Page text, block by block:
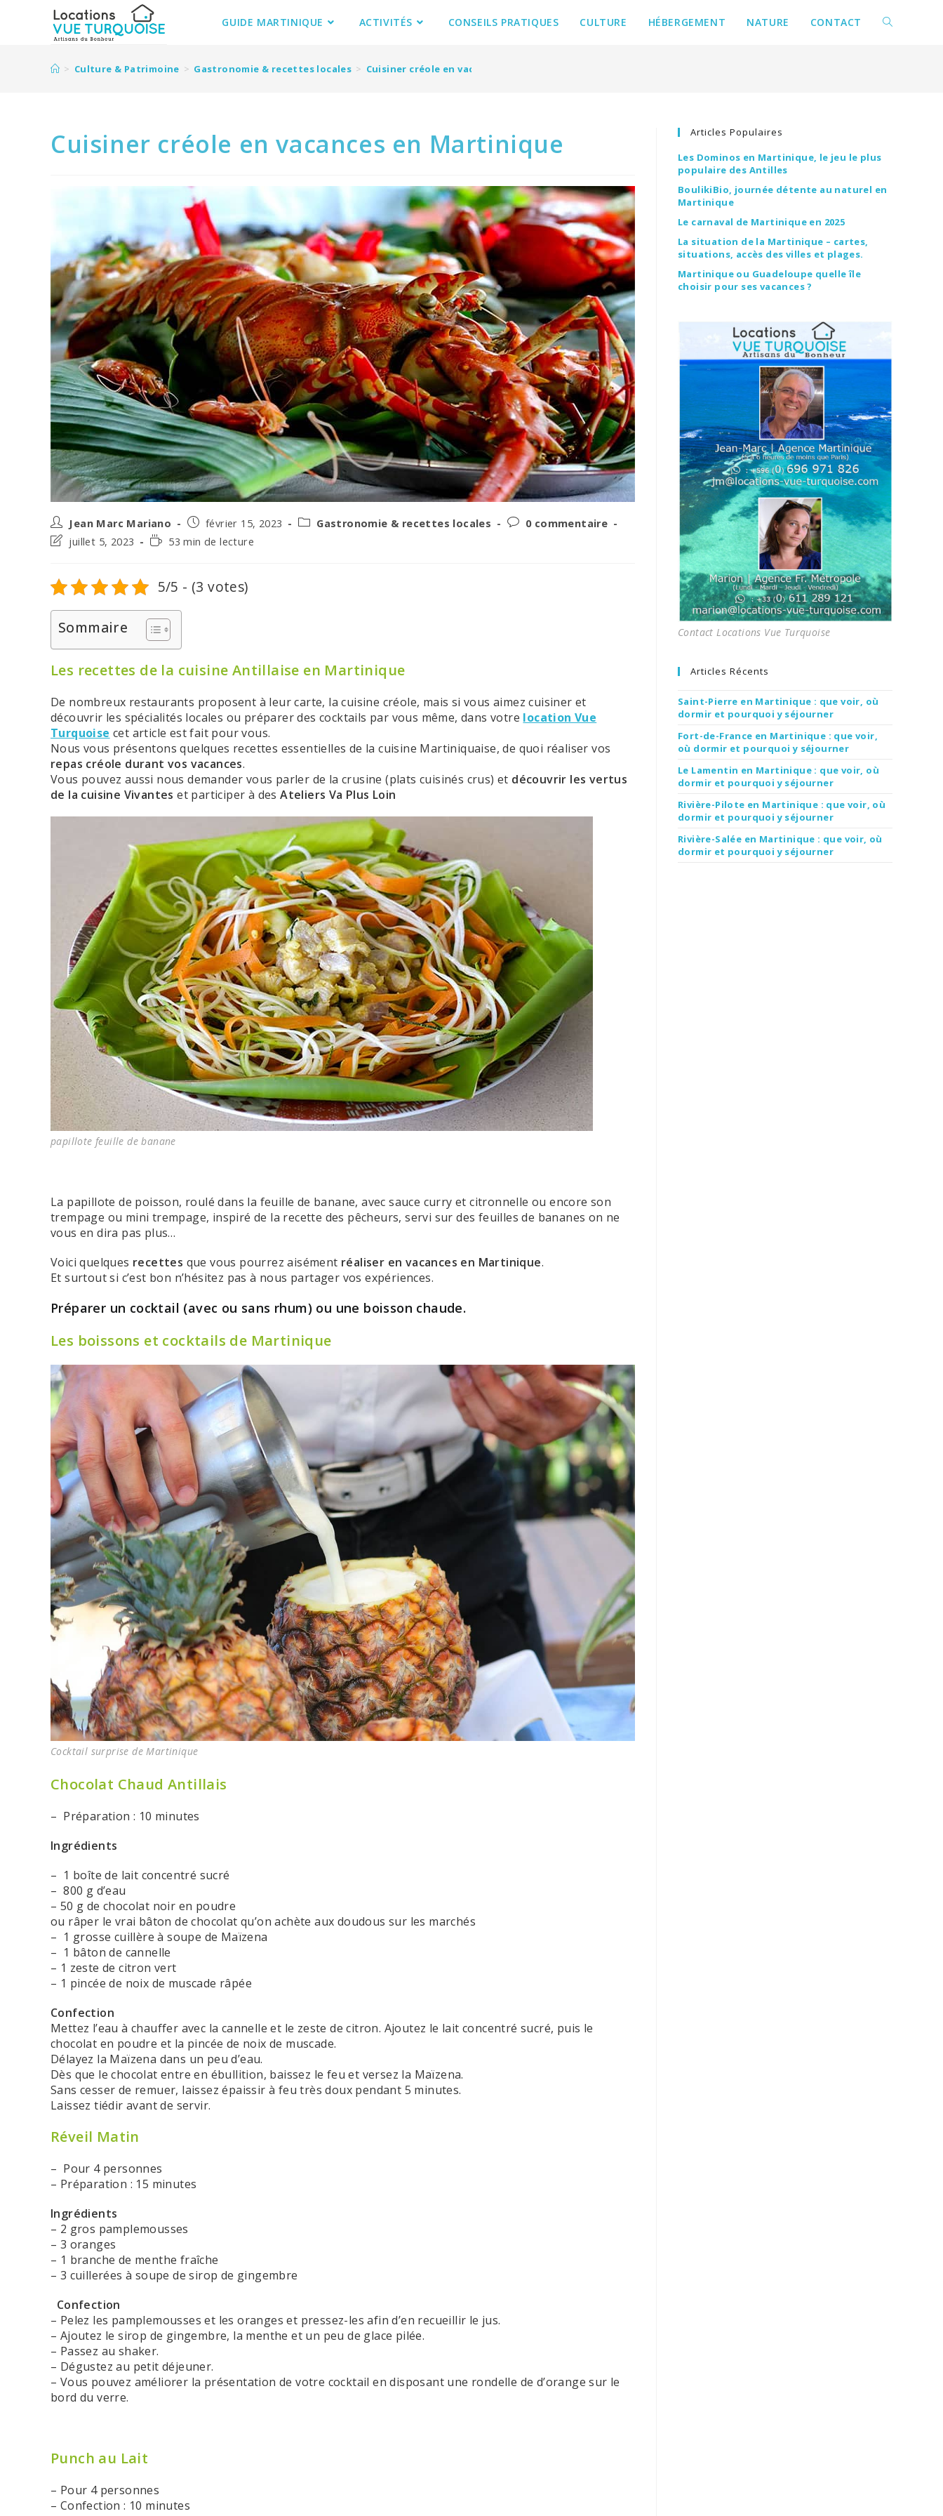
GUIDE MARTINIQUE ACTIVITÉS CONSEILS PRATIQUES CULTURE HÉBERGEMENT NATURE CONTACT
> Culture & Patrimoine > Gastronomie & recettes locales > Cuisiner créole en vacances en Martinique
Cuisiner créole en vacances en Martinique
Auteur/autrice
de
Jean Marc Mariano
Post
published:
février 15, 2023
PostGastronomie & recettes locales
Post0 commentaire
Postjuillet 5, 2023
Temps53 min de lecture
5/5 - (3 votes)
Sommaire
Les recettes de la cuisine Antillaise en Martinique
De nombreux restaurants proposent à leur carte, la cuisine créole, mais si vous aimez cuisiner et
découvrir les spécialités locales ou préparer des cocktails par vous même, dans votre location Vue
Turquoise cet article est fait pour vous.
Nous vous présentons quelques recettes essentielles de la cuisine Martiniquaise, de quoi réaliser vos
repas créole durant vos vacances.
Vous pouvez aussi nous demander vous parler de la crusine (plats cuisinés crus) et découvrir les vertus
de la cuisine Vivanteset participer à desAteliers Va Plus Loin
papillote feuille de banane
La papillote de poisson, roulé dans la feuille de banane, avec sauce curry et citronnelle ou encore son
trempage ou mini trempage, inspiré de la recette des pêcheurs, servi sur des feuilles de bananes on ne
vous en dira pas plus…
Voici quelques recettes que vous pourrez aisément réaliser en vacances en Martinique.
Et surtout si c’est bon n’hésitez pas à nous partager vos expériences.
Préparer un cocktail (avec ou sans rhum) ou une boisson chaude.
Les boissons et cocktails de Martinique
Cocktail surprise de Martinique
Chocolat Chaud Antillais
– Préparation : 10 minutes
Ingrédients
– 1 boîte de lait concentré sucré
– 800 g d’eau
– 50 g de chocolat noir en poudre
ou râper le vrai bâton de chocolat qu’on achète aux doudous sur les marchés
– 1 grosse cuillère à soupe de Maïzena
– 1 bâton de cannelle
– 1 zeste de citron vert
– 1 pincée de noix de muscade râpée
Confection
Mettez l’eau à chauffer avec la cannelle et le zeste de citron. Ajoutez le lait concentré sucré, puis le
chocolat en poudre et la pincée de noix de muscade.
Délayez la Maïzena dans un peu d’eau.
Dès que le chocolat entre en ébullition, baissez le feu et versez la Maïzena.
Sans cesser de remuer, laissez épaissir à feu très doux pendant 5 minutes.
Laissez tiédir avant de servir.
Réveil Matin
– Pour 4 personnes
– Préparation : 15 minutes
Ingrédients
– 2 gros pamplemousses
– 3 oranges
– 1 branche de menthe fraîche
– 3 cuillerées à soupe de sirop de gingembre
Confection
– Pelez les pamplemousses et les oranges et pressez-les afin d’en recueillir le jus.
– Ajoutez le sirop de gingembre, la menthe et un peu de glace pilée.
– Passez au shaker.
– Dégustez au petit déjeuner.
– Vous pouvez améliorer la présentation de votre cocktail en disposant une rondelle de d’orange sur le
bord du verre.
Punch au Lait
– Pour 4 personnes
– Confection : 10 minutes
Articles Populaires
Les Dominos en Martinique, le jeu le plus
populaire des Antilles
BoulikiBio, journée détente au naturel en
Martinique
Le carnaval de Martinique en 2025
La situation de la Martinique – cartes,
situations, accès des villes et plages.
Martinique ou Guadeloupe quelle île
choisir pour ses vacances ?
Contact Locations Vue Turquoise
Articles Récents
Saint-Pierre en Martinique : que voir, où
dormir et pourquoi y séjourner
Fort-de-France en Martinique : que voir,
où dormir et pourquoi y séjourner
Le Lamentin en Martinique : que voir, où
dormir et pourquoi y séjourner
Rivière-Pilote en Martinique : que voir, où
dormir et pourquoi y séjourner
Rivière-Salée en Martinique : que voir, où
dormir et pourquoi y séjourner